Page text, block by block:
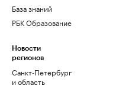
База знаний
РБК Образование
Новости
регионов
Санкт-Петербург
и область